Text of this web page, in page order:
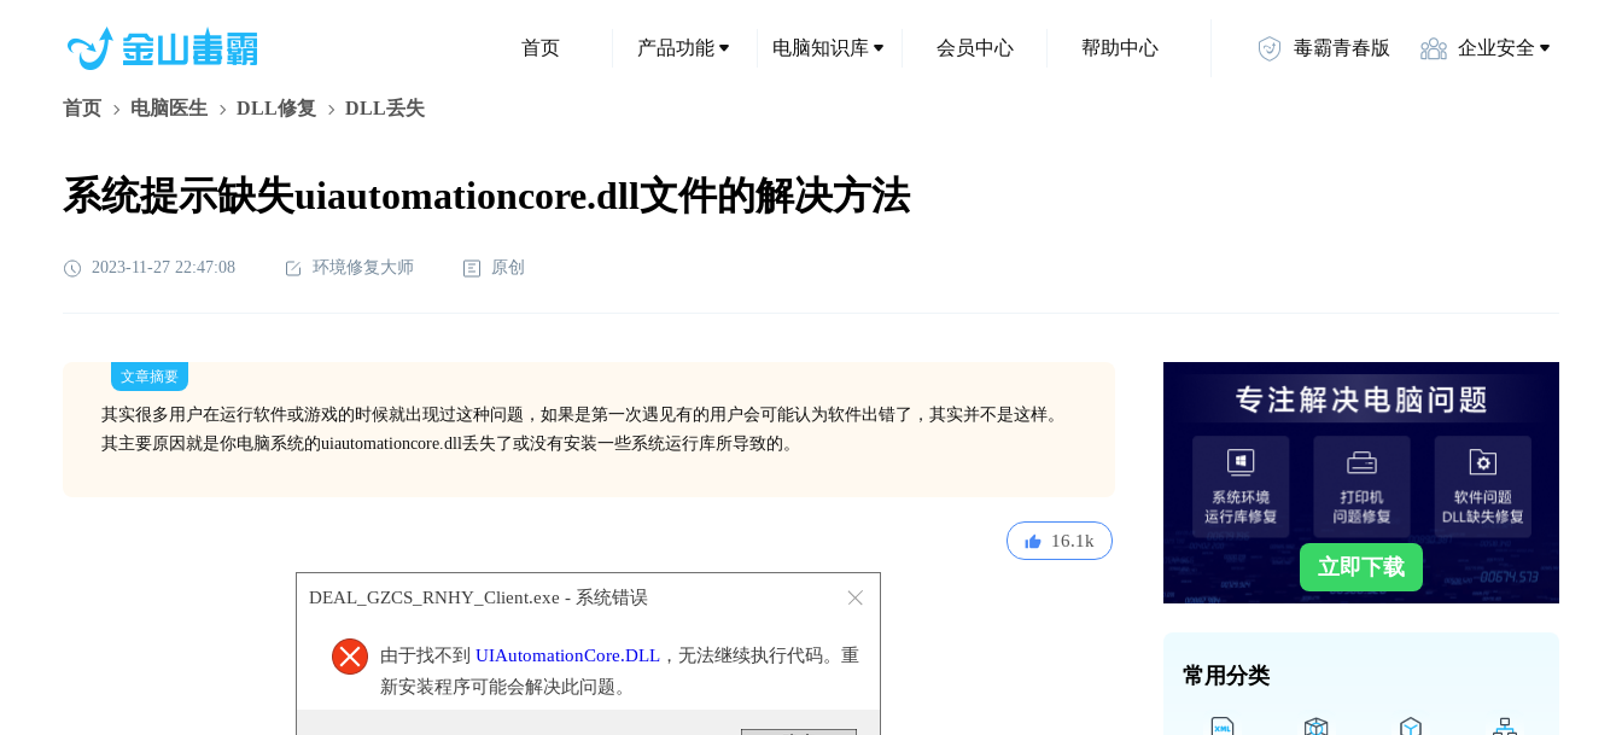
首页 产品功能 电脑知识库 会员中心 帮助中心 毒霸青春版 企业安全
首页 电脑医生 DLL修复 DLL丢失
系统提示缺失uiautomationcore.dll文件的解决方法
2023-11-27 22:47:08 环境修复大师 原创
文章摘要
其实很多用户在运行软件或游戏的时候就出现过这种问题，如果是第一次遇见有的用户会可能认为软件出错了，其实并不是这样。
其主要原因就是你电脑系统的uiautomationcore.dll丢失了或没有安装一些系统运行库所导致的。
16.1k
DEAL_GZCS_RNHY_Client.exe - 系统错误
由于找不到 UIAutomationCore.DLL，无法继续执行代码。重
新安装程序可能会解决此问题。
立即下载
常用分类